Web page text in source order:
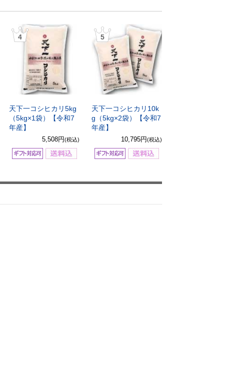
4
天下一コシヒカリ5kg
（5kg×1袋）【令和7
年産】
5,508円(税込)
5
天下一コシヒカリ10k
g（5kg×2袋）【令和7
年産】
10,795円(税込)